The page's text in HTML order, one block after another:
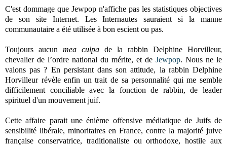
C'est dommage que Jewpop n'affiche pas les statistiques objectives
de son site Internet. Les Internautes sauraient si la manne
communautaire a été utilisée à bon escient ou pas.
Toujours aucun mea culpa de la rabbin Delphine Horvilleur,
chevalier de l’ordre national du mérite, et de Jewpop. Nous ne le
valons pas ? En persistant dans son attitude, la rabbin Delphine
Horvilleur révèle enfin un trait de sa personnalité qui me semble
difficilement conciliable avec la fonction de rabbin, de leader
spirituel d'un mouvement juif.
Cette affaire parait une énième offensive médiatique de Juifs de
sensibilité libérale, minoritaires en France, contre la majorité juive
française conservatrice, traditionaliste ou orthodoxe, hostile aux